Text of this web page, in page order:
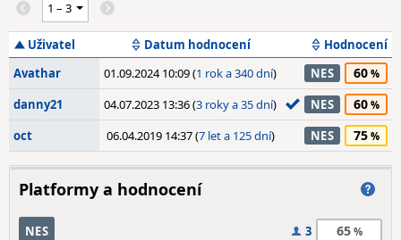
Uživatel Datum hodnocení
Hodnocení
Avathar
01.09.2024 10:09 (1 rok a 340 dní) NES 60
danny21 04.07.2023 13:36 (3 roky a 35 dní) NES 60
oct 06.04.2019 14:37 (7 let a 125 dní) NES 75
Platformy a hodnocení
NES 3 65